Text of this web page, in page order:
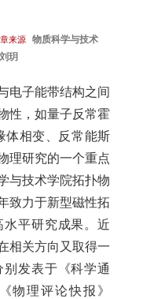
来源
物质科学与技术
刘玥
电子能带结构之间
性，如量子反常霍
体相变、反常能斯
理研究的一个重点
与技术学院拓扑物
致力于新型磁性拓
水平研究成果。近
相关方向又取得一
别发表于 《科学通
《物理评论快报》